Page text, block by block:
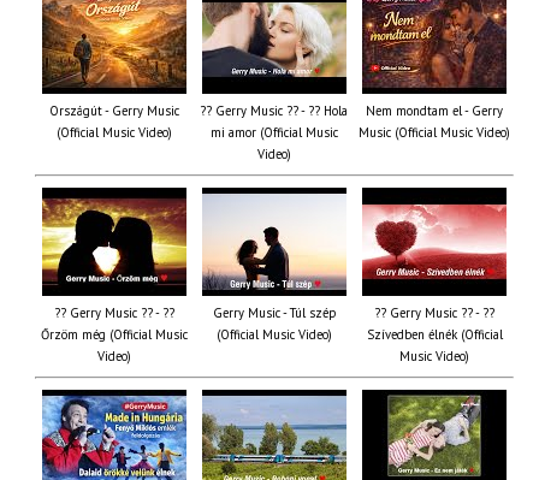
Országút - Gerry Music
(Official Music Video)
?? Gerry Music ?? - ?? Hola
mi amor (Official Music
Video)
Nem mondtam el - Gerry
Music (Official Music Video)
?? Gerry Music ?? - ??
Őrzöm még (Official Music
Video)
Gerry Music - Túl szép
(Official Music Video)
?? Gerry Music ?? - ??
Szívedben élnék (Official
Music Video)